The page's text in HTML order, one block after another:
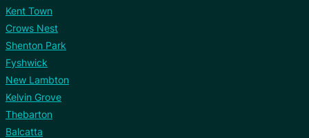
Kent Town
Crows Nest
Shenton Park
Fyshwick
New Lambton
Kelvin Grove
Thebarton
Balcatta